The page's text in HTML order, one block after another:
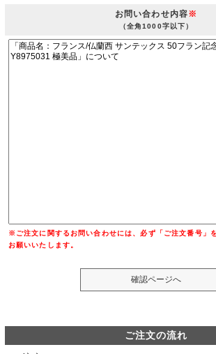
お問い合わせ内容※
（全角1000字以下）
※ご注文に関するお問い合わせには、必ず「ご注文番号」
お願いいたします。
ご注文の流れ